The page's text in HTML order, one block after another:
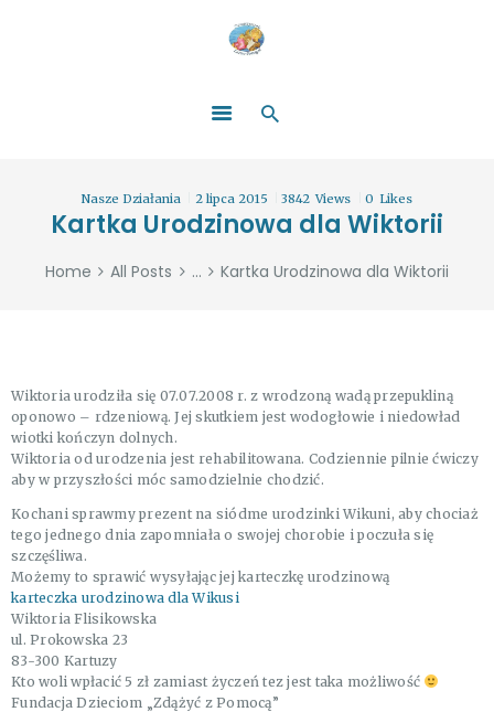
Nasze Działania 2 lipca 2015 3842 Views 0 Likes
Kartka Urodzinowa dla Wiktorii
Home All Posts ... Kartka Urodzinowa dla Wiktorii
ZOSTAŃ DARCZYŃCĄ!
WYDARZENIA
PARTNERZY
Wiktoria urodziła się 07.07.2008 r. z wrodzoną wadą przepukliną
oponowo – rdzeniową. Jej skutkiem jest wodogłowie i niedowład
wiotki kończyn dolnych.
Wiktoria od urodzenia jest rehabilitowana. Codziennie pilnie ćwiczy
aby w przyszłości móc samodzielnie chodzić.
Kochani sprawmy prezent na siódme urodzinki Wikuni, aby chociaż
tego jednego dnia zapomniała o swojej chorobie i poczuła się
szczęśliwa.
Możemy to sprawić wysyłając jej karteczkę urodzinową
karteczka urodzinowa dla Wikusi
Wiktoria Flisikowska
ul. Prokowska 23
83-300 Kartuzy
Kto woli wpłacić 5 zł zamiast życzeń tez jest taka możliwość
Fundacja Dzieciom „Zdążyć z Pomocą”